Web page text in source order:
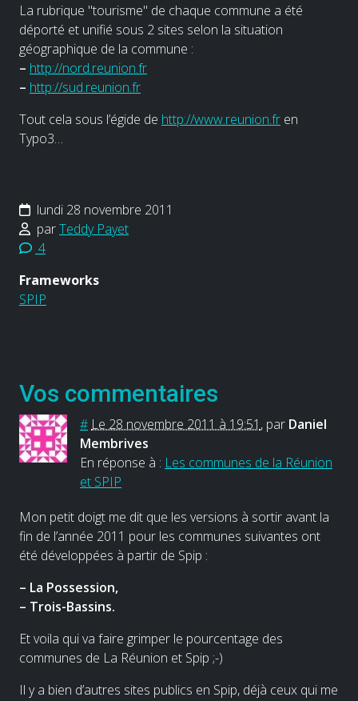
La rubrique "tourisme" de chaque commune a été
déporté et unifié sous 2 sites selon la situation
géographique de la commune :
– http://nord.reunion.fr
– http://sud.reunion.fr
Tout cela sous l’égide de http://www.reunion.fr en
Typo3…
lundi 28 novembre 2011
parTeddy Payet
4
Frameworks
SPIP
Vos commentaires
# Le 28 novembre 2011 à 19:51 , par Daniel
Membrives
En réponse à : Les communes de la Réunion
et SPIP
Mon petit doigt me dit que les versions à sortir avant la
fin de l’année 2011 pour les communes suivantes ont
été développées à partir de Spip :
– La Possession,
– Trois-Bassins.
Et voila qui va faire grimper le pourcentage des
communes de La Réunion et Spip ;-)
Il y a bien d’autres sites publics en Spip, déjà ceux qui me